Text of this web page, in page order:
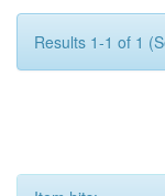
Results 1-1 of 1